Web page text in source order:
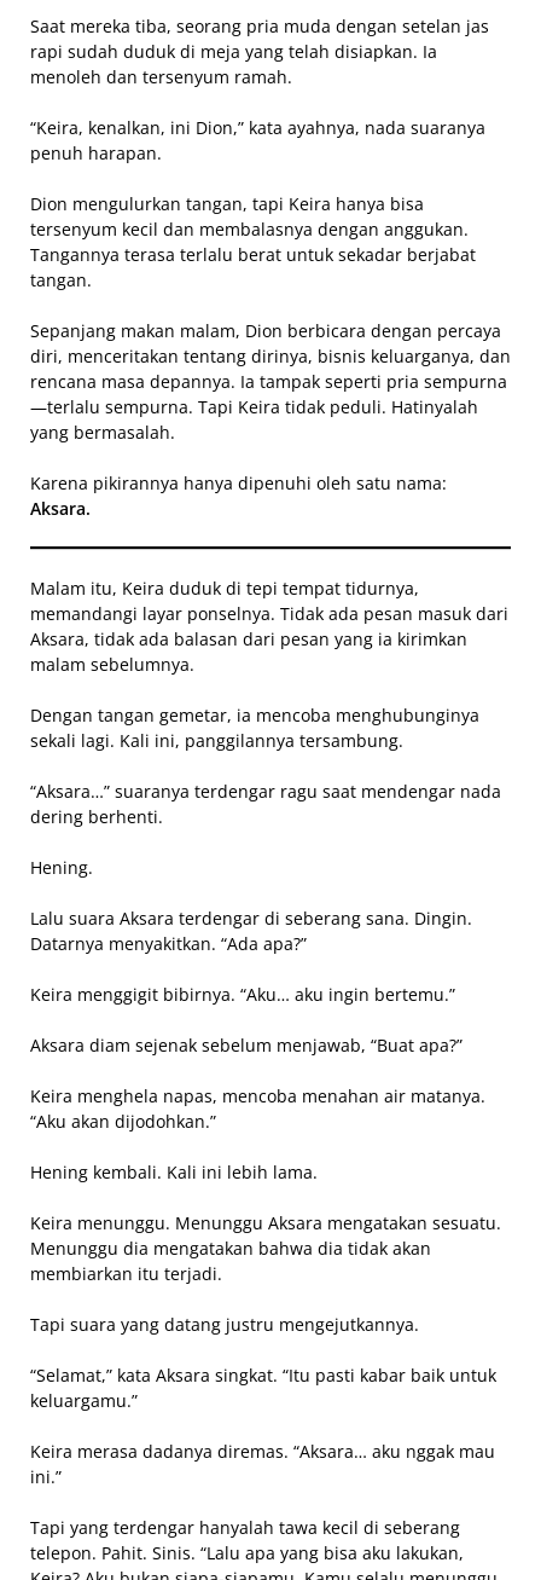
Saat mereka tiba, seorang pria muda dengan setelan jas
rapi sudah duduk di meja yang telah disiapkan. Ia
menoleh dan tersenyum ramah.
“Keira, kenalkan, ini Dion,” kata ayahnya, nada suaranya
penuh harapan.
Dion mengulurkan tangan, tapi Keira hanya bisa
tersenyum kecil dan membalasnya dengan anggukan.
Tangannya terasa terlalu berat untuk sekadar berjabat
tangan.
Sepanjang makan malam, Dion berbicara dengan percaya
diri, menceritakan tentang dirinya, bisnis keluarganya, dan
rencana masa depannya. Ia tampak seperti pria sempurna
—terlalu sempurna. Tapi Keira tidak peduli. Hatinyalah
yang bermasalah.
Karena pikirannya hanya dipenuhi oleh satu nama:
Aksara.
Malam itu, Keira duduk di tepi tempat tidurnya,
memandangi layar ponselnya. Tidak ada pesan masuk dari
Aksara, tidak ada balasan dari pesan yang ia kirimkan
malam sebelumnya.
Dengan tangan gemetar, ia mencoba menghubunginya
sekali lagi. Kali ini, panggilannya tersambung.
“Aksara…” suaranya terdengar ragu saat mendengar nada
dering berhenti.
Hening.
Lalu suara Aksara terdengar di seberang sana. Dingin.
Datarnya menyakitkan. “Ada apa?”
Keira menggigit bibirnya. “Aku… aku ingin bertemu.”
Aksara diam sejenak sebelum menjawab, “Buat apa?”
Keira menghela napas, mencoba menahan air matanya.
“Aku akan dijodohkan.”
Hening kembali. Kali ini lebih lama.
Keira menunggu. Menunggu Aksara mengatakan sesuatu.
Menunggu dia mengatakan bahwa dia tidak akan
membiarkan itu terjadi.
Tapi suara yang datang justru mengejutkannya.
“Selamat,” kata Aksara singkat. “Itu pasti kabar baik untuk
keluargamu.”
Keira merasa dadanya diremas. “Aksara… aku nggak mau
ini.”
Tapi yang terdengar hanyalah tawa kecil di seberang
telepon. Pahit. Sinis. “Lalu apa yang bisa aku lakukan,